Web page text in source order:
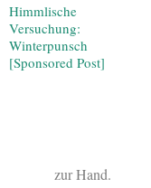
Himmlische
Versuchung:
Winterpunsch
[Sponsored Post]
zur Hand.